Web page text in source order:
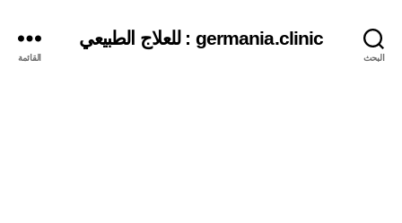
البحث
germania.clinic : للعلاج الطبيعي
القائمة